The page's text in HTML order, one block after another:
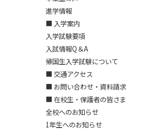
進学情報
■ 入学案内
入学試験要項
入試情報Q＆A
帰国生入学試験について
■ 交通アクセス
■ お問い合わせ・資料請求
■ 在校生・保護者の皆さま
全校へのお知らせ
1年生へのお知らせ